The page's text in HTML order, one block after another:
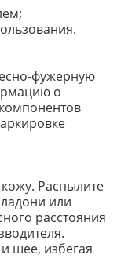
фужерную
о
Распылите
или
расстояния
шее, избегая